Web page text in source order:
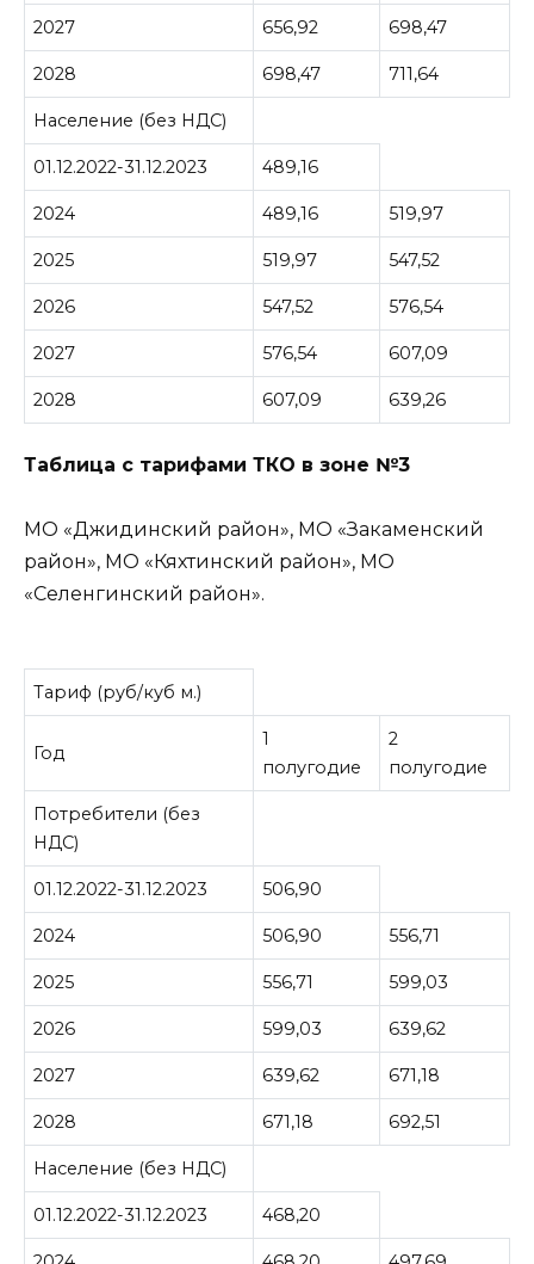
2027 656,92 698,47
2028 698,47 711,64
Население (без НДС)
01.12.2022-31.12.2023 489,16
2024 489,16 519,97
2025 519,97 547,52
2026 547,52 576,54
2027 576,54 607,09
2028 607,09 639,26
Таблица с тарифами ТКО в зоне №3
МО «Джидинский район», МО «Закаменский
район», МО «Кяхтинский район», МО
«Селенгинский район».
Тариф (руб/куб м.)
Год
1
полугодие
2
полугодие
Потребители (без
НДС)
01.12.2022-31.12.2023 506,90
2024 506,90 556,71
2025 556,71 599,03
2026 599,03 639,62
2027 639,62 671,18
2028 671,18 692,51
Население (без НДС)
01.12.2022-31.12.2023 468,20